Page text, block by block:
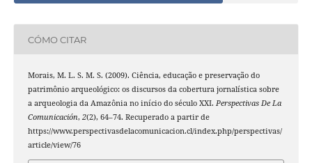
CÓMO CITAR
Morais, M. L. S. M. S. (2009). Ciência, educação e preservação do
patrimônio arqueológico: os discursos da cobertura jornalística sobre
a arqueologia da Amazônia no início do século XXI. Perspectivas De La
Comunicación, 2(2), 64–74. Recuperado a partir de
https://www.perspectivasdelacomunicacion.cl/index.php/perspectivas/
article/view/76